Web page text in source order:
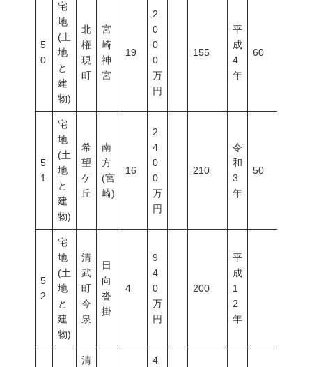
5
0
宅
地
(土
地
と
建
物)
北
権
現
町
宮
崎
神
宮
19
2
0
0
0
万
円
155
平
成
4
年
60
5
1
宅
地
(土
地
と
建
物)
希
望
ケ
丘
南
方
(宮
崎)
16
2
4
0
0
万
円
210
令
和
3
年
50
5
2
宅
地
(土
地
と
建
物)
清
武
町
今
泉
日
向
沓
掛
4
9
4
0
万
円
200
平
成
1
2
年
清
4